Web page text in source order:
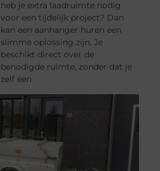
heb je extra laadruimte nodig
voor een tijdelijk project? Dan
kan een aanhanger huren een
slimme oplossing zijn. Je
beschikt direct over de
benodigde ruimte, zonder dat je
zelf een